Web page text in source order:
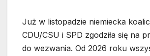
Już w listopadzie niemiecka
CDU/CSU i SPD zgodziła się na
do wezwania. Od 2026 roku